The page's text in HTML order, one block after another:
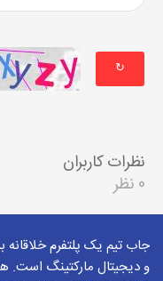
↻
نظرات کاربران
0 نظر
جاب تیم یک پلتفرم خلاقانه
و دیجیتال مارکتینگ است.